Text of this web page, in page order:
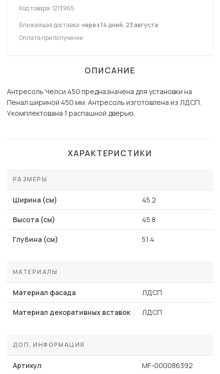
Код товара:1213965
Ближайшая доставка:через 14 дней, 23 августа
Оплата при получении
ОПИСАНИЕ
Антресоль Челси 450 предназначена для установки на
Пенал шириной 450 мм. Антресоль изготовлена из ЛДСП.
Укомплектована 1 распашной дверью.
ХАРАКТЕРИСТИКИ
РАЗМЕРЫ
Ширина (см) 45.2
Высота (см) 45.8
Глубина (см) 51.4
МАТЕРИАЛЫ
Материал фасада ЛДСП
Материал декоративных вставок ЛДСП
ДОП. ИНФОРМАЦИЯ
Артикул MF-000086392